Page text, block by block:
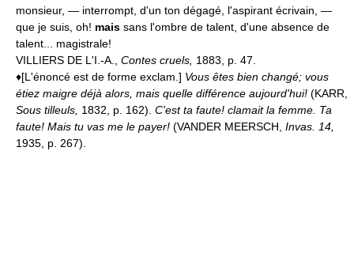
monsieur, — interrompt, d'un ton dégagé, l'aspirant écrivain, —
que je suis, oh! mais sans l'ombre de talent, d'une absence de
talent... magistrale!
VILLIERS DE L'I.-A., Contes cruels, 1883, p. 47.
♦[L'énoncé est de forme exclam.] Vous êtes bien changé; vous
étiez maigre déjà alors, mais quelle différence aujourd'hui! (KARR,
Sous tilleuls, 1832, p. 162). C'est ta faute! clamait la femme. Ta
faute! Mais tu vas me le payer! (VANDER MEERSCH, Invas. 14
1935, p. 267).